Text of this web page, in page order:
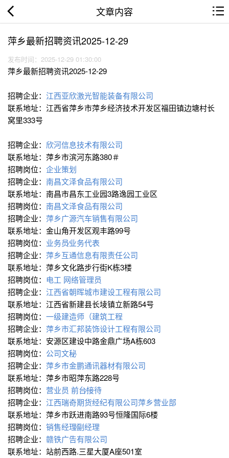
文章内容
萍乡最新招聘资讯2025-12-29
发布时间：2025-12-29 01:30:00
萍乡最新招聘资讯2025-12-29
招聘企业： 江西亚欣激光智能装备有限公司
联系地址：江西省萍乡市萍乡经济技术开发区福田镇边塘村长
窝里333号
招聘企业： 欣河信息技术有限公司
联系地址：萍乡市滨河东路380＃
招聘岗位： 企业策划
招聘企业： 南昌文泽食品有限公司
联系地址：南昌市昌东工业园3路逸园工业区
招聘岗位： 南昌文泽食品有限公司
招聘企业： 萍乡广源汽车销售有限公司
联系地址：金山角开发区观丰路99号
招聘岗位： 业务员∕业务代表
招聘企业： 萍乡互通信息有限责任公司
联系地址：萍乡文化路步行街K栋3楼
招聘岗位： 电工 网络管理员
招聘企业： 江西省朝晖城市建设工程有限公司
联系地址：江西省新建县长堎镇立新路54号
招聘岗位： 一级建造师（建筑工程
招聘企业： 萍乡市汇邦装饰设计工程有限公司
联系地址：安源区建设中路金鼎广场A栋603
招聘岗位： 公司文秘
招聘企业： 萍乡市金鹏通讯器材有限公司
联系地址：萍乡市昭萍东路228号
招聘岗位： 营业员 前台∕接待
招聘企业： 江西瑞奇期货经纪有限公司萍乡营业部
联系地址：萍乡市跃进南路93号恒隆国际6楼
招聘岗位： 销售经理∕副经理
招聘企业： 赣铁广告有限公司
联系地址：站前西路.三星大厦A座501室